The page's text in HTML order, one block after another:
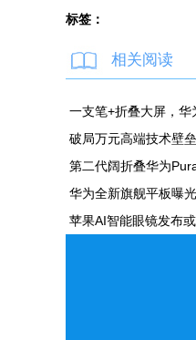
标签：
相关阅读